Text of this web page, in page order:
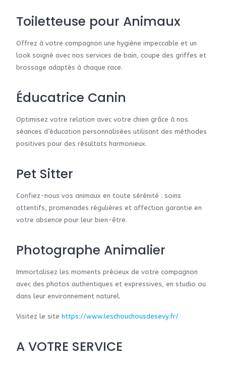
Toiletteuse pour Animaux
Offrez à votre compagnon une hygiène impeccable et un
look soigné avec nos services de bain, coupe des griffes et
brossage adaptés à chaque race.
Éducatrice Canin
Optimisez votre relation avec votre chien grâce à nos
séances d’éducation personnalisées utilisant des méthodes
positives pour des résultats harmonieux.
Pet Sitter
Confiez-nous vos animaux en toute sérénité : soins
attentifs, promenades régulières et affection garantie en
votre absence pour leur bien-être.
Photographe Animalier
Immortalisez les moments précieux de votre compagnon
avec des photos authentiques et expressives, en studio ou
dans leur environnement naturel.
Visitez le site https://www.leschouchousdesevy.fr/
A VOTRE SERVICE